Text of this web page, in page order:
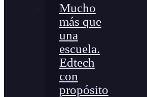
Mucho
más que
una
escuela.
Edtech
con
propósito